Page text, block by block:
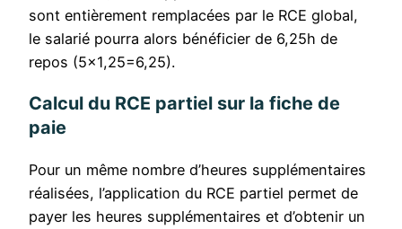
sont entièrement remplacées par le RCE global,
le salarié pourra alors bénéficier de 6,25h de
repos (5×1,25=6,25).
Calcul du RCE partiel sur la fiche de
paie
Pour un même nombre d’heures supplémentaires
réalisées, l’application du RCE partiel permet de
payer les heures supplémentaires et d’obtenir un